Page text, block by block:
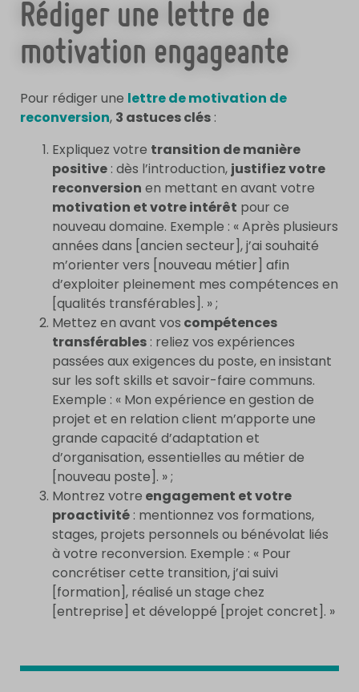
Rédiger une lettre de
motivation engageante
Pour rédiger une lettre de motivation de
reconversion, 3 astuces clés :
Expliquez votre transition de manière
positive : dès l’introduction, justifiez votre
reconversion en mettant en avant votre
motivation et votre intérêt pour ce
nouveau domaine. Exemple : « Après plusieurs
années dans [ancien secteur], j’ai souhaité
m’orienter vers [nouveau métier] afin
d’exploiter pleinement mes compétences en
[qualités transférables]. » ;
Mettez en avant vos compétences
transférables : reliez vos expériences
passées aux exigences du poste, en insistant
sur les soft skills et savoir-faire communs.
Exemple : « Mon expérience en gestion de
projet et en relation client m’apporte une
grande capacité d’adaptation et
d’organisation, essentielles au métier de
[nouveau poste]. » ;
Montrez votre engagement et votre
proactivité : mentionnez vos formations,
stages, projets personnels ou bénévolat liés
à votre reconversion. Exemple : « Pour
concrétiser cette transition, j’ai suivi
[formation], réalisé un stage chez
[entreprise] et développé [projet concret]. »